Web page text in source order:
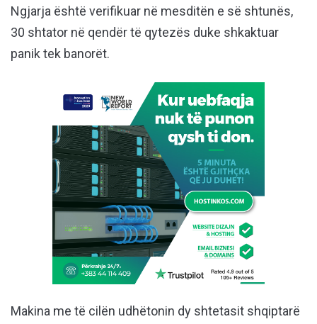
Ngjarja është verifikuar në mesditën e së shtunës,
30 shtator në qendër të qytezës duke shkaktuar
panik tek banorët.
Makina me të cilën udhëtonin dy shtetasit shqiptarë